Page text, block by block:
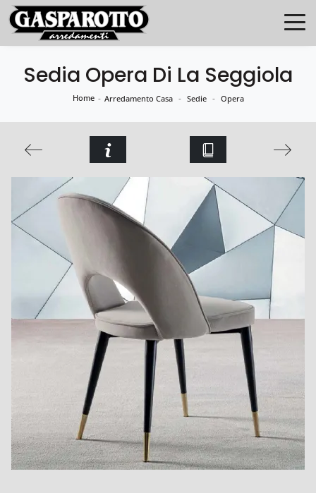
Sedia Opera Di La Seggiola
Home - Arredamento Casa - Sedie - Opera